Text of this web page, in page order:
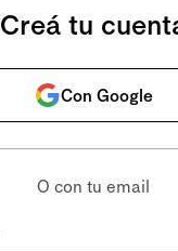
Creá tu
Con Google
O con tu email